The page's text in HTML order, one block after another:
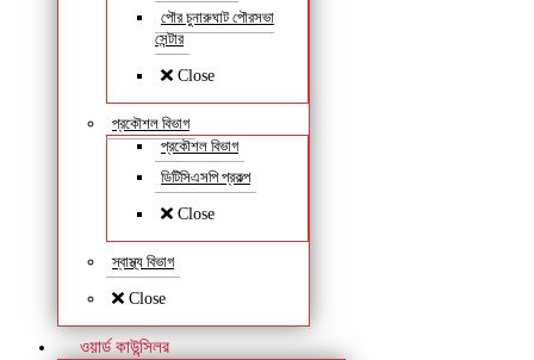
পৌর চুনারুঘাট পৌরসভা
সেন্টার
Close
প্রকৌশল বিভাগ
প্রকৌশল বিভাগ
ডিটিসিএসপি প্রকল্প
Close
স্বাস্থ্য বিভাগ
Close
ওয়ার্ড কাউন্সিলর